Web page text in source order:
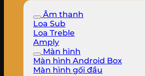
Âm thanh
Loa Sub
Loa Treble
Amply
Màn hình
Màn hình Android Box
Màn hình gối đầu